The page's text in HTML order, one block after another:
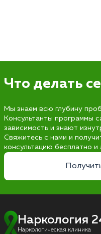
Что делать
Мы знаем всю глубину
Консультанты программы
зависимость и знают
Свяжитесь с нами и
консультацию бесплатно и
Наркология
Наркологическая клиника